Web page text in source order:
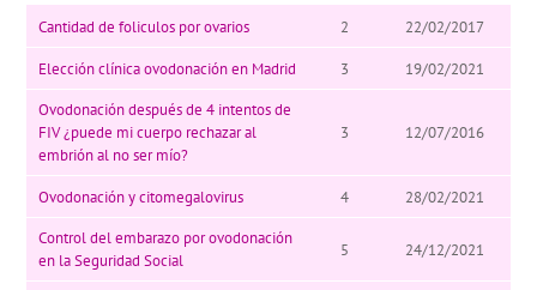
Cantidad de foliculos por ovarios
2 22/02/2017
Elección clínica ovodonación en Madrid 3
19/02/2021
Ovodonación después de 4 intentos de
FIV ¿puede mi cuerpo rechazar al
embrión al no ser mío?
3 12/07/2016
Ovodonación y citomegalovirus 4
28/02/2021
Control del embarazo por ovodonación
en la Seguridad Social
5 24/12/2021